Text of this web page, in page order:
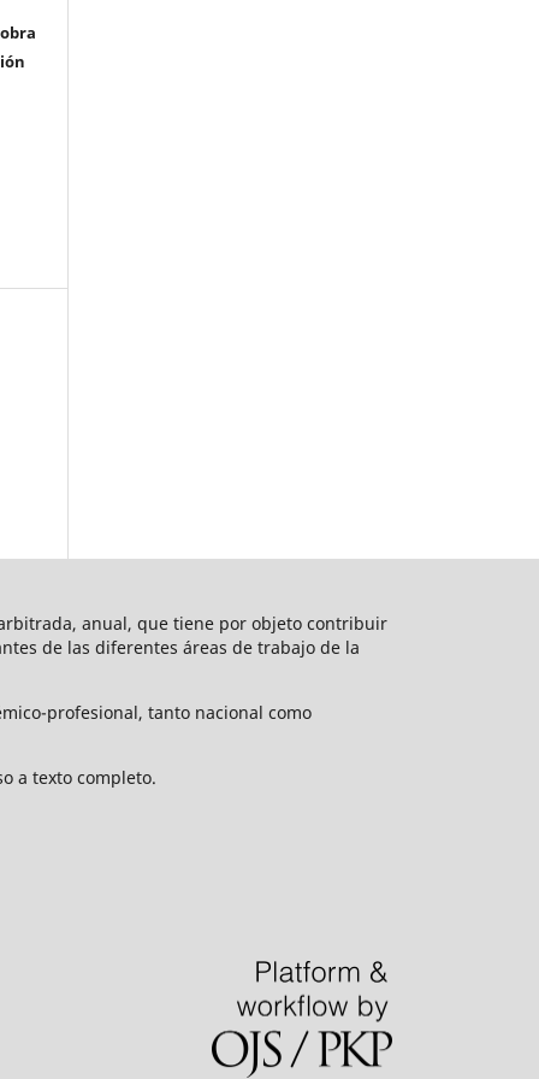
anual, que tiene por objeto contribuir
de las diferentes áreas de trabajo de la
profesional, tanto nacional como
a texto completo.